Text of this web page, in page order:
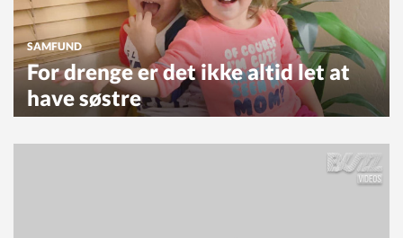
SAMFUND
For drenge er det ikke altid let at
have søstre